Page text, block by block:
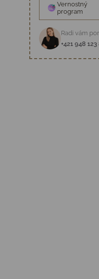
Vernostný
program
Radi vám
+421 948 123